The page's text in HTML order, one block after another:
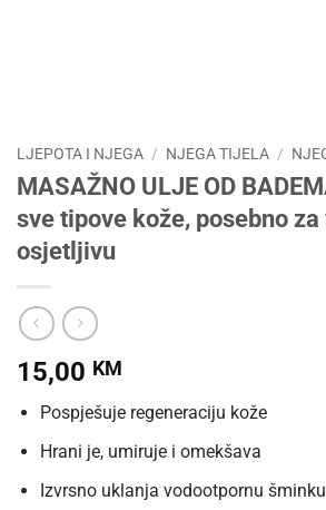
LJEPOTA I NJEGA / NJEGA TIJELA /
MASAŽNO ULJE OD
sve tipove kože, posebno
osjetljivu
15,00 KM
Pospješuje regeneraciju kože
Hrani je, umiruje i omekšava
Izvrsno uklanja vodootpornu šminku